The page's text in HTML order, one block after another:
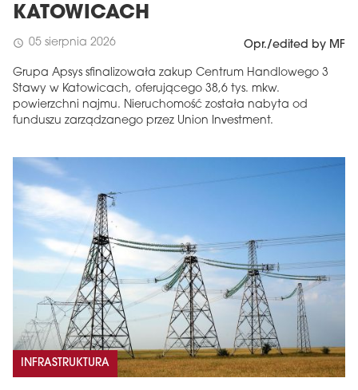
KATOWICACH
schedule 05 sierpnia 2026 Opr./edited by MF
Grupa Apsys sfinalizowała zakup Centrum Handlowego 3
Stawy w Katowicach, oferującego 38,6 tys. mkw.
powierzchni najmu. Nieruchomość została nabyta od
funduszu zarządzanego przez Union Investment.
INFRASTRUKTURA